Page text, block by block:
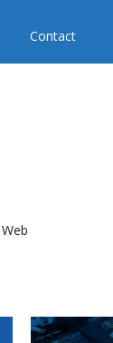
Contact
Web